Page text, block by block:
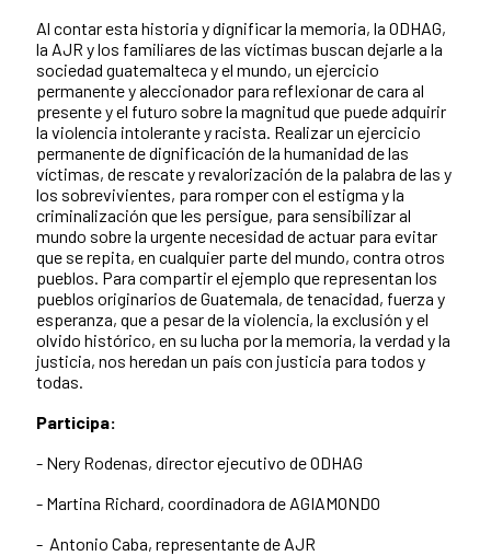
Al contar esta historia y dignificar la memoria, la ODHAG,
la AJR y los familiares de las víctimas buscan dejarle a la
sociedad guatemalteca y el mundo, un ejercicio
permanente y aleccionador para reflexionar de cara al
presente y el futuro sobre la magnitud que puede adquirir
la violencia intolerante y racista. Realizar un ejercicio
permanente de dignificación de la humanidad de las
víctimas, de rescate y revalorización de la palabra de las y
los sobrevivientes, para romper con el estigma y la
criminalización que les persigue, para sensibilizar al
mundo sobre la urgente necesidad de actuar para evitar
que se repita, en cualquier parte del mundo, contra otros
pueblos. Para compartir el ejemplo que representan los
pueblos originarios de Guatemala, de tenacidad, fuerza y
esperanza, que a pesar de la violencia, la exclusión y el
olvido histórico, en su lucha por la memoria, la verdad y la
justicia, nos heredan un país con justicia para todos y
todas.
Participa:
- Nery Rodenas, director ejecutivo de ODHAG
- Martina Richard, coordinadora de AGIAMONDO
- Antonio Caba, representante de AJR